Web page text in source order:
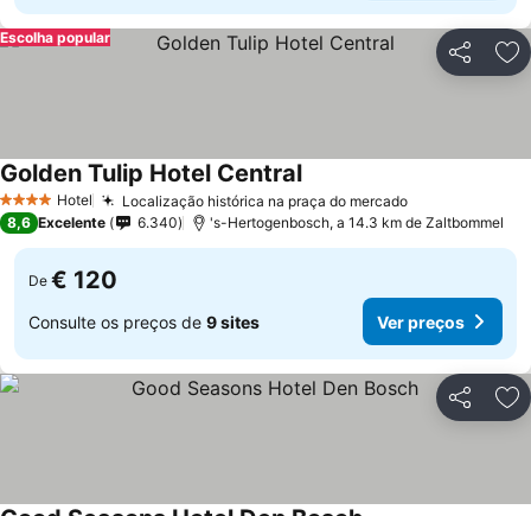
Partilhar
Escolha popular
4 EstrelasHotel Localização histórica na praça do mercado
Golden Tulip Hotel Central
8,6 Excelente 6.340 's-Hertogenbosch, a 14.3 km de Zaltbommel
De € 120
Consulte os preços de 9 sites Ver preços
Partilhar